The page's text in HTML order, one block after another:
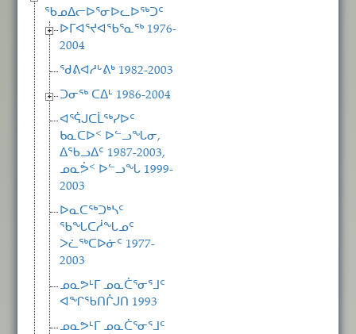
ᖃᓄᐃᓕᐅᕐᓂᐅᓚᐅᖅᑐᑦ
ᐅᒥᐊᕐᔪᐊᖃᕐᓇᖅ 1976-
2004
ᖁᕕᐊᓱᒡᕕᒃ 1982-2003
ᑐᓂᖅ ᑕᐃᒻ 1986-2004
ᐊᕐᕌᒍᑕᒫᖅᓯᐅᑦ
ᑲᓇᑕᐅᑉ ᐅᓪᓗᖓᓂ,
ᐃᖃᓗᐃᑦ 1987-2003,
ᓄᓇᕘᑉ ᐅᓪᓗᖓ 1999-
2003
ᐅᓇᑕᖅᑐᒃᓴᑦ
ᖃᖓᑕᓲᖓᓄᑦ
ᐳᓛᖅᑕᐅᓃᑦ 1977-
2003
ᓄᓇᕗᒻᒥ ᓄᓇᑖᕐᓂᕐᒧᑦ
ᐊᖏᖃᑎᒌᒍᑎ 1993
ᓄᓇᕗᒻᒥ ᓄᓇᑖᕐᓂᕐᒧᑦ